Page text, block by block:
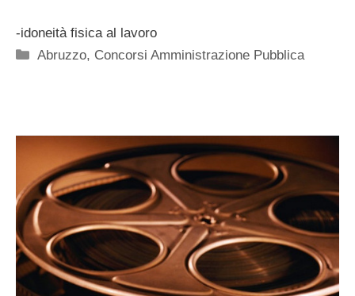
-idoneità fisica al lavoro
Categorie
Abruzzo, Concorsi Amministrazione Pubblica